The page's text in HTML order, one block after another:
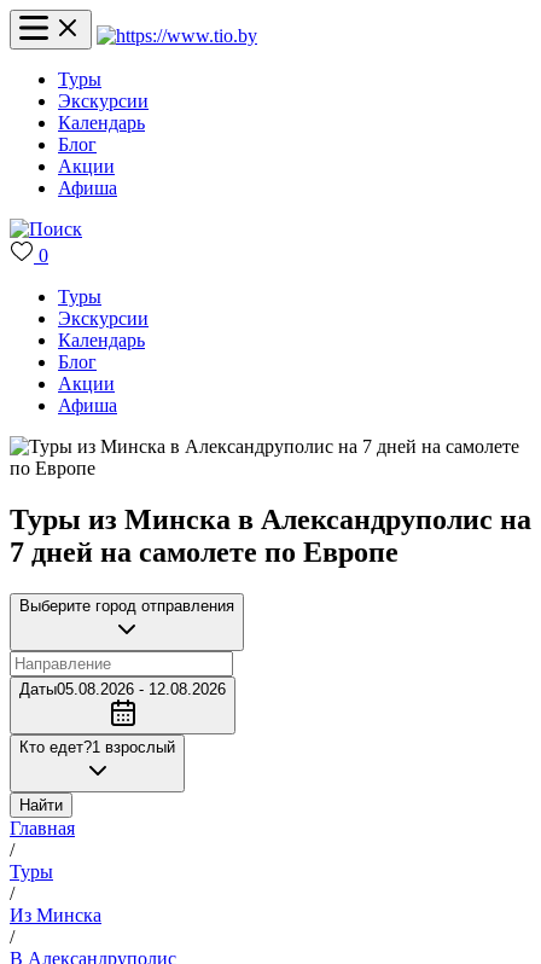
Туры
Экскурсии
Календарь
Блог
Акции
Афиша
0
Туры
Экскурсии
Календарь
Блог
Акции
Афиша
Туры из Минска в Александруполис на
7 дней на самолете по Европе
Выберите город отправления
Даты05.08.2026 - 12.08.2026
Кто едет?1 взрослый
Найти
Главная
/
Туры
/
Из Минска
/
В Александруполис